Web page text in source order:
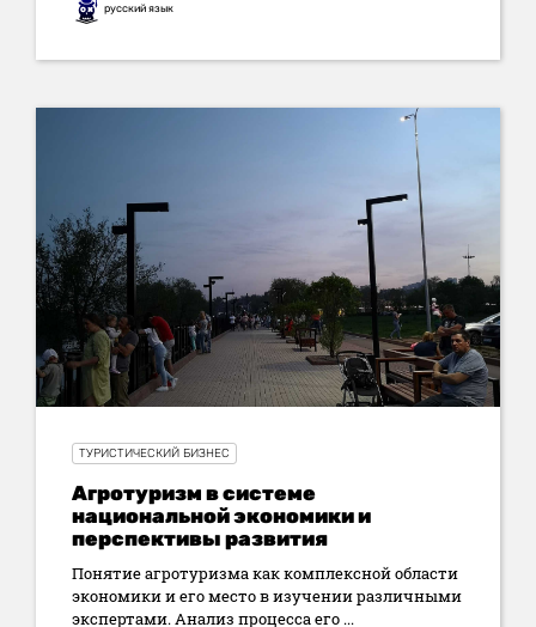
русский язык
ТУРИСТИЧЕСКИЙ БИЗНЕС
Агротуризм в системе
национальной экономики и
перспективы развития
Понятие агротуризма как комплексной области
экономики и его место в изучении различными
экспертами. Анализ процесса его ...